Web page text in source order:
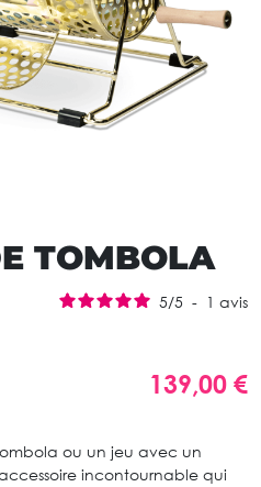
TOMBOLA
5/5 - 1 avis
139,00 €
ou un jeu avec un
incontournable qui